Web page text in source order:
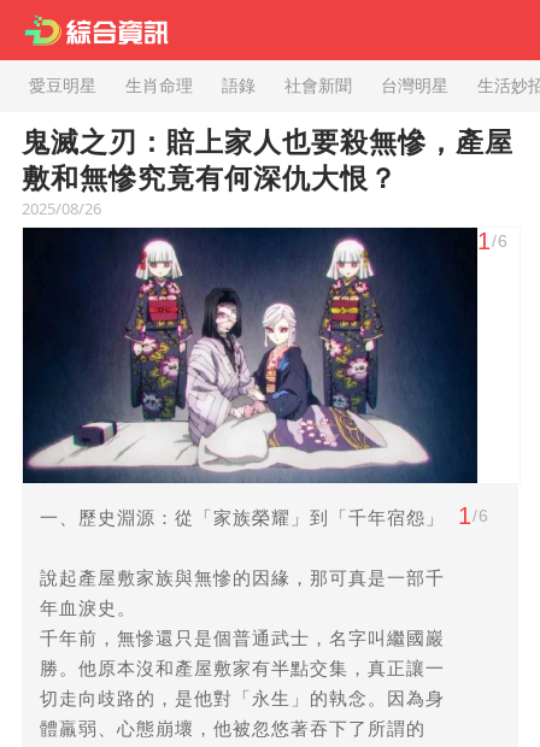
愛豆明星 生肖命理 語錄 社會新聞 台灣明星 生活妙
鬼滅之刃：賠上家人也要殺無慘，產屋
敷和無慘究竟有何深仇大恨？
2025/08/26
1/6
一、歷史淵源：從「家族榮耀」到「千年宿怨」
說起產屋敷家族與無慘的因緣，那可真是一部千
年血淚史。
千年前，無慘還只是個普通武士，名字叫繼國巖
勝。他原本沒和產屋敷家有半點交集，真正讓一
切走向歧路的，是他對「永生」的執念。因為身
體羸弱、心態崩壞，他被忽悠著吞下了所謂的
1/6